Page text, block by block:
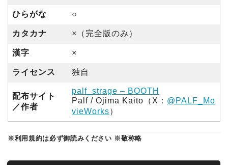
ひらがな ○
カタカナ ×（完全版のみ）
漢字 ×
ライセンス 独自
配布サイト
／作者
palf_strage – BOOTH
Palf / Ojima Kaito（X： @PALF_Mo
vieWorks）
※利用規約は必ず御読みください ※敬称略